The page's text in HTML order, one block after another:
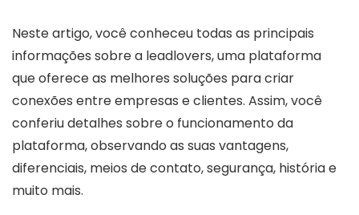
Neste artigo, você conheceu todas as principais
informações sobre a leadlovers, uma plataforma
que oferece as melhores soluções para criar
conexões entre empresas e clientes. Assim, você
conferiu detalhes sobre o funcionamento da
plataforma, observando as suas vantagens,
diferenciais, meios de contato, segurança, história e
muito mais.